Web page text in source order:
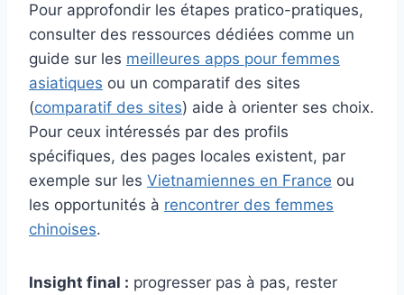
Pour approfondir les étapes pratico-pratiques,
consulter des ressources dédiées comme un
guide sur les meilleures apps pour femmes
asiatiques ou un comparatif des sites
(comparatif des sites) aide à orienter ses choix.
Pour ceux intéressés par des profils
spécifiques, des pages locales existent, par
exemple sur les Vietnamiennes en France ou
les opportunités à rencontrer des femmes
chinoises.
Insight final : progresser pas à pas, rester